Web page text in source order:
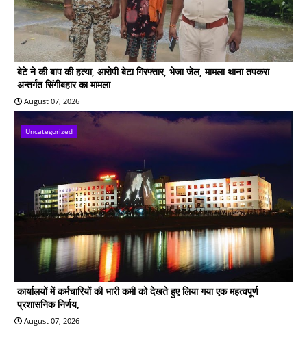
बेटे ने की बाप की हत्या, आरोपी बेटा गिरफ्तार, भेजा जेल, मामला थाना तपकरा
अन्तर्गत सिंगीबहार का मामला
August 07, 2026
Uncategorized
कार्यालयों में कर्मचारियों की भारी कमी को देखते हुए लिया गया एक महत्वपूर्ण
प्रशासनिक निर्णय,
August 07, 2026